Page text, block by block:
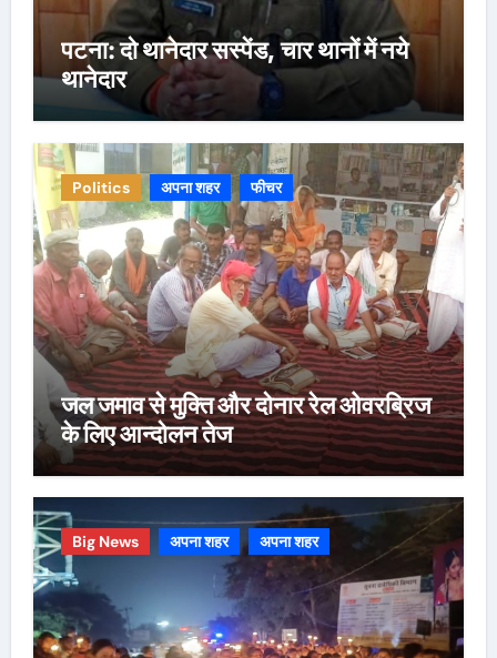
पटना: दो थानेदार सस्पेंड, चार थानों में नये
थानेदार
Politics अपना शहर फीचर
जल जमाव से मुक्ति और दोनार रेल ओवरब्रिज
के लिए आन्दोलन तेज
Big News अपना शहर अपना शहर